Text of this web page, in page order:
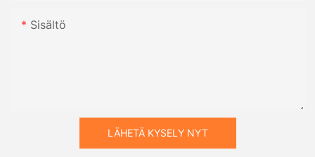
Sisältö
LÄHETÄ KYSELY NYT